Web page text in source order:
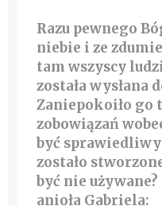
Razu pewnego
niebie i ze
tam wszyscy
została wysłana
Zaniepokoiło go
zobowiązań
być
zostało
być nie
anioła Gabriela: